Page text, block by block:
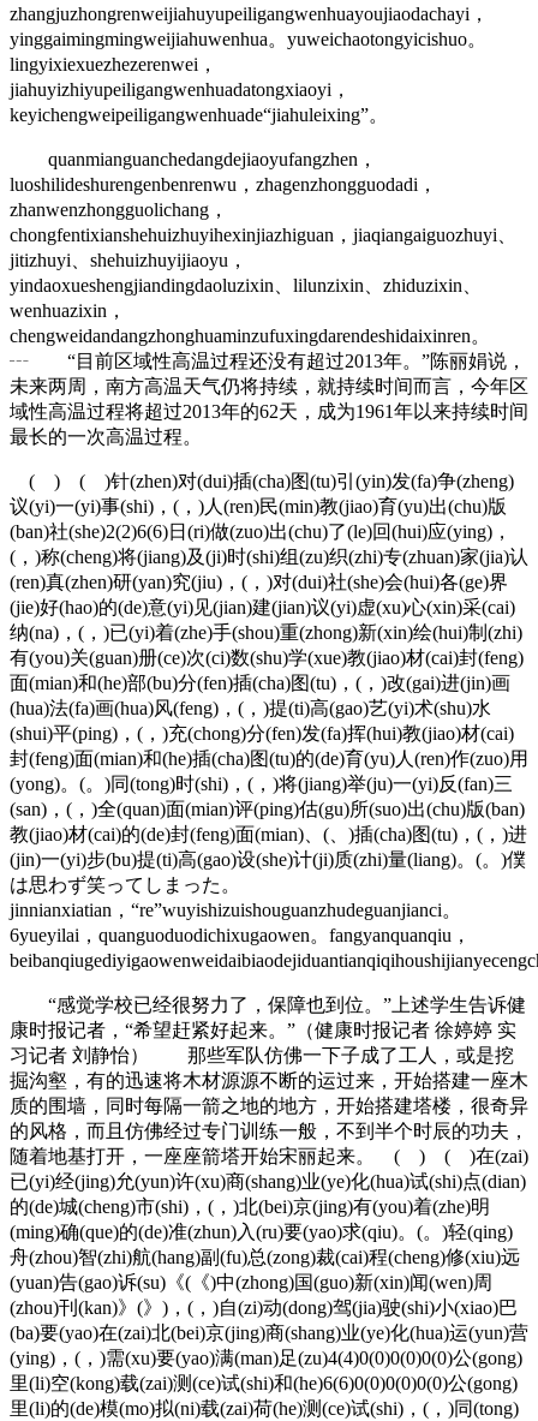
zhangjuzhongrenweijiahuyupeiligangwenhuayoujiaodachayi，
yinggaimingmingweijiahuwenhua。yuweichaotongyicishuo。
lingyixiexuezhezerenwei，
jiahuyizhiyupeiligangwenhuadatongxiaoyi，
keyichengweipeiligangwenhuade“jiahuleixing”。
quanmianguanchedangdejiaoyufangzhen，
luoshilideshurengenbenrenwu，zhagenzhongguodadi，
zhanwenzhongguolichang，
chongfentixianshehuizhuyihexinjiazhiguan，jiaqiangaiguozhuyi、
jitizhuyi、shehuizhuyijiaoyu，
yindaoxueshengjiandingdaoluzixin、lilunzixin、zhiduzixin、
wenhuazixin，
chengweidandangzhonghuaminzufuxingdarendeshidaixinren。
┄ “目前区域性高温过程还没有超过2013年。”陈丽娟说，
未来两周，南方高温天气仍将持续，就持续时间而言，今年区
域性高温过程将超过2013年的62天，成为1961年以来持续时间
最长的一次高温过程。
( ) ( )针(zhen)对(dui)插(cha)图(tu)引(yin)发(fa)争(zheng)
议(yi)一(yi)事(shi)，(，)人(ren)民(min)教(jiao)育(yu)出(chu)版
(ban)社(she)2(2)6(6)日(ri)做(zuo)出(chu)了(le)回(hui)应(ying)，
(，)称(cheng)将(jiang)及(ji)时(shi)组(zu)织(zhi)专(zhuan)家(jia)认
(ren)真(zhen)研(yan)究(jiu)，(，)对(dui)社(she)会(hui)各(ge)界
(jie)好(hao)的(de)意(yi)见(jian)建(jian)议(yi)虚(xu)心(xin)采(cai)
纳(na)，(，)已(yi)着(zhe)手(shou)重(zhong)新(xin)绘(hui)制(zhi)
有(you)关(guan)册(ce)次(ci)数(shu)学(xue)教(jiao)材(cai)封(feng)
面(mian)和(he)部(bu)分(fen)插(cha)图(tu)，(，)改(gai)进(jin)画
(hua)法(fa)画(hua)风(feng)，(，)提(ti)高(gao)艺(yi)术(shu)水
(shui)平(ping)，(，)充(chong)分(fen)发(fa)挥(hui)教(jiao)材(cai)
封(feng)面(mian)和(he)插(cha)图(tu)的(de)育(yu)人(ren)作(zuo)用
(yong)。(。)同(tong)时(shi)，(，)将(jiang)举(ju)一(yi)反(fan)三
(san)，(，)全(quan)面(mian)评(ping)估(gu)所(suo)出(chu)版(ban)
教(jiao)材(cai)的(de)封(feng)面(mian)、(、)插(cha)图(tu)，(，)进
(jin)一(yi)步(bu)提(ti)高(gao)设(she)计(ji)质(zhi)量(liang)。(。)僕
は思わず笑ってしまった。
jinnianxiatian，“re”wuyishizuishouguanzhudeguanjianci。
6yueyilai，quanguoduodichixugaowen。fangyanquanqiu，
“感觉学校已经很努力了，保障也到位。”上述学生告诉健
康时报记者，“希望赶紧好起来。”（健康时报记者 徐婷婷 实
习记者 刘静怡） 那些军队仿佛一下子成了工人，或是挖
掘沟壑，有的迅速将木材源源不断的运过来，开始搭建一座木
质的围墙，同时每隔一箭之地的地方，开始搭建塔楼，很奇异
的风格，而且仿佛经过专门训练一般，不到半个时辰的功夫，
随着地基打开，一座座箭塔开始宋丽起来。 ( ) ( )在(zai)
已(yi)经(jing)允(yun)许(xu)商(shang)业(ye)化(hua)试(shi)点(dian)
的(de)城(cheng)市(shi)，(，)北(bei)京(jing)有(you)着(zhe)明
(ming)确(que)的(de)准(zhun)入(ru)要(yao)求(qiu)。(。)轻(qing)
舟(zhou)智(zhi)航(hang)副(fu)总(zong)裁(cai)程(cheng)修(xiu)远
(yuan)告(gao)诉(su)《(《)中(zhong)国(guo)新(xin)闻(wen)周
(zhou)刊(kan)》(》)，(，)自(zi)动(dong)驾(jia)驶(shi)小(xiao)巴
(ba)要(yao)在(zai)北(bei)京(jing)商(shang)业(ye)化(hua)运(yun)营
(ying)，(，)需(xu)要(yao)满(man)足(zu)4(4)0(0)0(0)0(0)公(gong)
里(li)空(kong)载(zai)测(ce)试(shi)和(he)6(6)0(0)0(0)0(0)公(gong)
里(li)的(de)模(mo)拟(ni)载(zai)荷(he)测(ce)试(shi)，(，)同(tong)